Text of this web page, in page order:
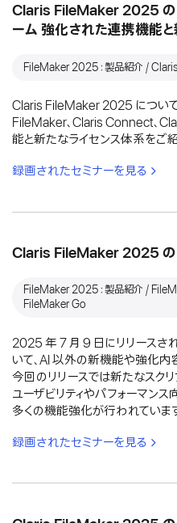
Claris FileMaker 2025 の
ーム 強化された連携機能と
FileMaker 2025：製品紹介 /
Claris FileMaker 2025 について
FileMaker、Claris Connect、
能と新たなライセンス体系をご紹
録画されたセミナーを見る
Claris FileMaker 2025 の
FileMaker 2025：製品紹介 /
FileMaker Go
2025 年 7 月 9 日にリリース
いて、AI 以外の新機能や強化内
今回のリリースでは新たなスク
ユーザビリティやパフォーマンス
多くの機能強化が行われています
録画されたセミナーを見る